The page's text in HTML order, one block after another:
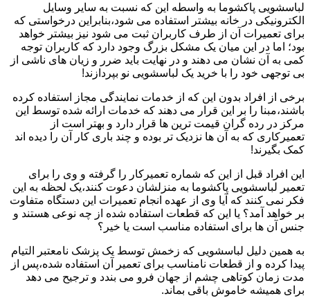
لباسشویی پاکشوما به واسطه این که نسبت به سایر وسایل
الکترونیکی در خانه بیشتر استفاده می شود،بنابراین درخواستی که
برای تعمیرات آن از طرف کاربران ثبت می شود نیز بیشتر خواهد
بود؛ اما در این میان یک مشکل بزرگ وجود دارد که کاربران توجه
کمی به آن نشان می دهند و در نهایت باید ضرر و زیان های ناشی از
بی توجهی خود را با خرید یک لباسشویی نو بپردازند!
برخی از افراد بدون این که از خدمات نمایندگی مجاز استفاده کرده
باشند،مبنا را بر این قرار می دهند که خدمات ارائه شده توسط این
مرکز در رده گران قیمت ترین ها قرار دارد و بهتر است از
تعمیرکاری که به آن ها نزدیک تر بوده و چند باری کار آن را دیده اند
کمک بگیرند!
این افراد قبل از این که شماره تعمیرکار را گرفته و وی را برای
تعمیر لباسشویی پاکشوما به منزلشان دعوت کنند،یک لحظه به این
فکر نمی کنند که آیا وی از عهده انجام تعمیرات این دستگاه متفاوت
بر خواهد آمد؟ یا این که قطعات استفاده شده از چه نوعی هستند و
جنس آن ها برای استفاده مناسب است یا خیر؟
به همین دلیل لباسشویی که زخمش توسط یک پزشک نامعتبر التیام
پیدا کرده و از قطعات نامناسب برای تعمیر آن استفاده شده،پس از
مدت زمان کوتاهی چشم از جهان فرو می بندد و ترجیح می دهد
برای همیشه خاموش باقی بماند.